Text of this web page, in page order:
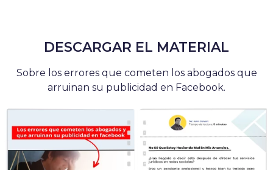
DESCARGAR EL MATERIAL
Sobre los errores que cometen los abogados que
arruinan su publicidad en Facebook.